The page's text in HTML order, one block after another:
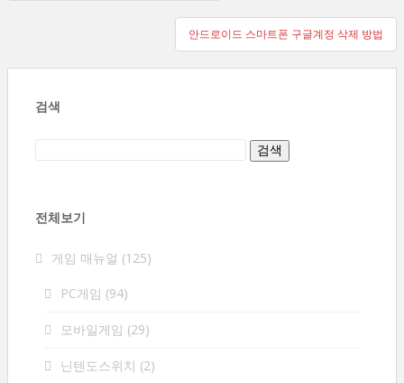
안드로이드 스마트폰 구글계정 삭제 방법
검색
전체보기
게임 매뉴얼 (125)
PC게임 (94)
모바일게임 (29)
닌텐도스위치 (2)